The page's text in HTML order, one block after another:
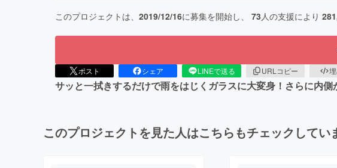
このプロジェクトは、 2019/12/16に募集を開始し、 73 人の支援により
ポスト シェア LINEで送る URLコピー
サッと一拭きするだけで雨をはじくガラスに大変身！さらに内
このプロジェクトを見た人はこちらもチェックしてい